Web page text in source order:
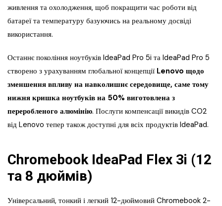
живлення та охолодження, щоб покращити час роботи від
батареї та температуру базуючись на реальному досвіді
використання.
Останнє покоління ноутбуків IdeaPad Pro 5i та IdeaPad Pro 5
створено з урахуванням глобальної концепції Lenovo щодо
зменшення впливу на навколишнє середовище, саме тому
нижня кришка ноутбуків на 50% виготовлена з
переробленого алюмінію. Послуги компенсації викидів CO2
від Lenovo тепер також доступні для всіх продуктів IdeaPad.
Chromebook IdeaPad Flex 3i (12
та 8 дюймів)
Універсальний, тонкий і легкий 12-дюймовий Chromebook 2-